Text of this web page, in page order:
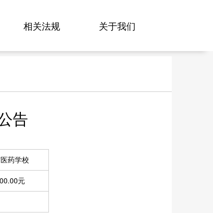
相关法规 关于我们
告
药学校
元